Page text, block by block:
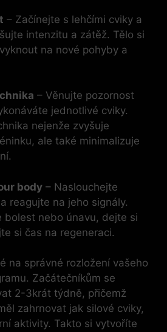
– Začínejte s lehčími cviky a
intenzitu a zátěž. Tělo si
na nové pohyby a
– Věnujte pozornost
jednotlivé cviky.
nejenže zvyšuje
ale také minimalizuje
body – Naslouchejte
reagujte na jeho signály.
bolest nebo únavu, dejte si
si čas na regeneraci.
na správné rozložení vašeho
Začátečníkům se
2-3krát týdně, přičemž
zahrnovat jak silové cviky,
aktivity. Takto si vytvoříte